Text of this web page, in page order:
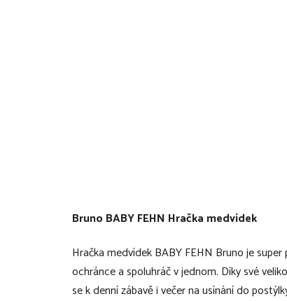
Bruno BABY FEHN Hračka medvídek
Hračka medvídek BABY FEHN Bruno je super
ochránce a spoluhráč v jednom. Díky své
se k denní zábavě i večer na usínání do